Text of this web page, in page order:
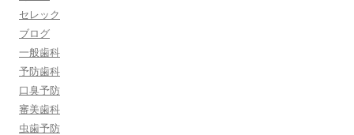
セレック
ブログ
一般歯科
予防歯科
口臭予防
審美歯科
虫歯予防